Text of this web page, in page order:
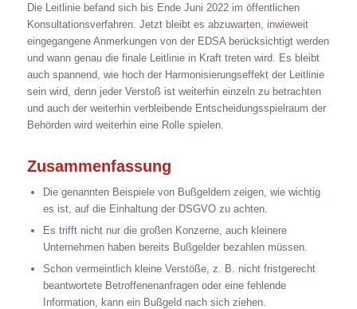
Die Leitlinie befand sich bis Ende Juni 2022 im öffentlichen
Konsultationsverfahren. Jetzt bleibt es abzuwarten, inwieweit
eingegangene Anmerkungen von der EDSA berücksichtigt werden
und wann genau die finale Leitlinie in Kraft treten wird. Es bleibt
auch spannend, wie hoch der Harmonisierungseffekt der Leitlinie
sein wird, denn jeder Verstoß ist weiterhin einzeln zu betrachten
und auch der weiterhin verbleibende Entscheidungsspielraum der
Behörden wird weiterhin eine Rolle spielen.
Zusammenfassung
Die genannten Beispiele von Bußgeldern zeigen, wie wichtig
es ist, auf die Einhaltung der DSGVO zu achten.
Es trifft nicht nur die großen Konzerne, auch kleinere
Unternehmen haben bereits Bußgelder bezahlen müssen.
Schon vermeintlich kleine Verstöße, z. B. nicht fristgerecht
beantwortete Betroffenenanfragen oder eine fehlende
Information, kann ein Bußgeld nach sich ziehen.